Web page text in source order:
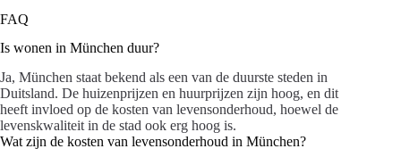
FAQ
Is wonen in München duur?
Ja, München staat bekend als een van de duurste steden in
Duitsland. De huizenprijzen en huurprijzen zijn hoog, en dit
heeft invloed op de kosten van levensonderhoud, hoewel de
levenskwaliteit in de stad ook erg hoog is.
Wat zijn de kosten van levensonderhoud in München?